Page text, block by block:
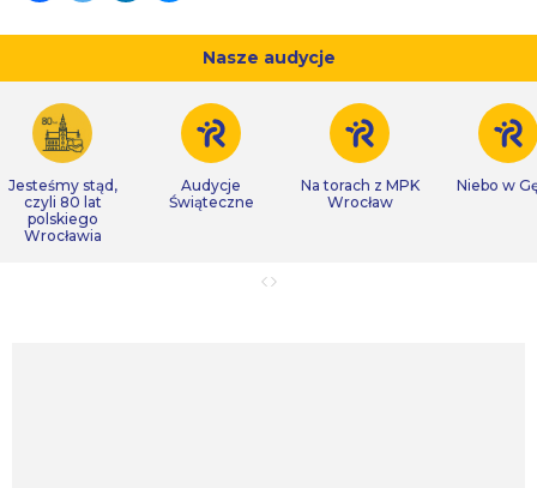
Nasze audycje
Jesteśmy stąd,
czyli 80 lat
polskiego
Wrocławia
Audycje
Świąteczne
Na torach z MPK
Wrocław
Niebo w